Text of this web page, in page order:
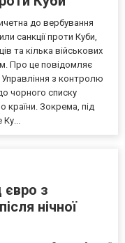
до вербування
санкції проти Куби,
та кілька військових
Про це повідомляє
з контролю
чорного списку
країни. Зокрема, під
Ку...
євро з
нічної